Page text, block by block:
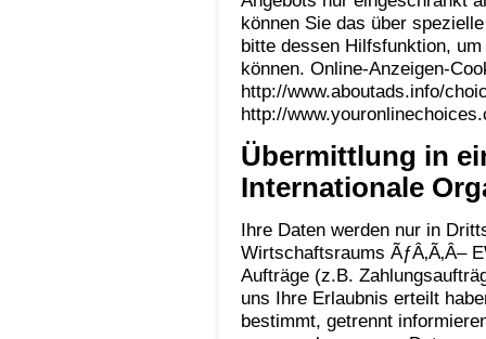
können Sie das über
bitte dessen Hilfsfunktion,
können. Online-Anzeigen-
http://www.aboutads.info/
http://
Übermittlung in
Internationale
Ihre Daten werden nur in
Wirtschaftsraums ÃƒÂ‚Ã‚Â–
Aufträge (z.B.
uns Ihre Erlaubnis erteilt
bestimmt, getrennt